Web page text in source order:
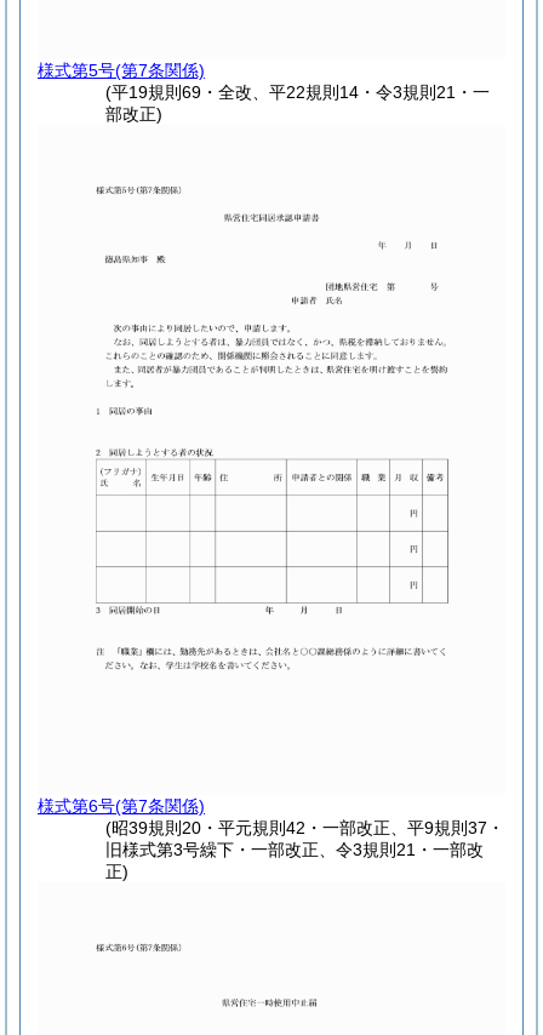
様式第5号(第7条関係)
(平19規則69・全改、平22規則14・令3規則21・一
部改正)
様式第6号(第7条関係)
(昭39規則20・平元規則42・一部改正、平9規則37・
旧様式第3号繰下・一部改正、令3規則21・一部改
正)